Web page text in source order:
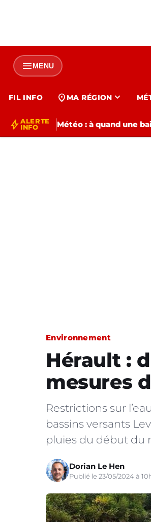
menuMENU
FIL INFO location_on MA RÉGION expand_more
bolt ALERTE
INFO
Météo : à quand une
Environnement
Hérault :
mesures
Restrictions sur
bassins versants
pluies du début du
Dorian Le Hen
Publié le 23/05/2024 à